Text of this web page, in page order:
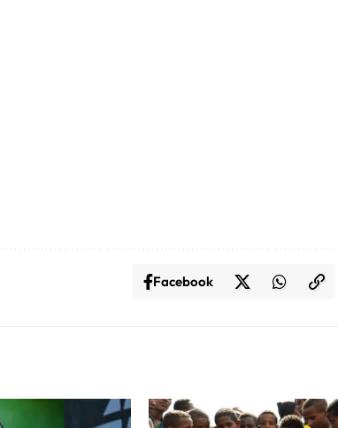
Facebook